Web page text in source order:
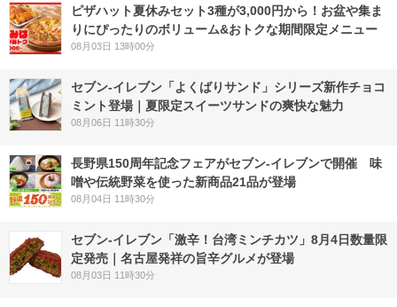
ピザハット夏休みセット3種が3,000円から！お盆や集ま
りにぴったりのボリューム&おトクな期間限定メニュー
08月03日 13時00分
セブン‐イレブン「よくばりサンド」シリーズ新作チョコ
ミント登場｜夏限定スイーツサンドの爽快な魅力
08月06日 11時30分
長野県150周年記念フェアがセブン-イレブンで開催 味
噌や伝統野菜を使った新商品21品が登場
08月04日 11時30分
セブン-イレブン「激辛！台湾ミンチカツ」8月4日数量限
定発売｜名古屋発祥の旨辛グルメが登場
08月03日 11時30分